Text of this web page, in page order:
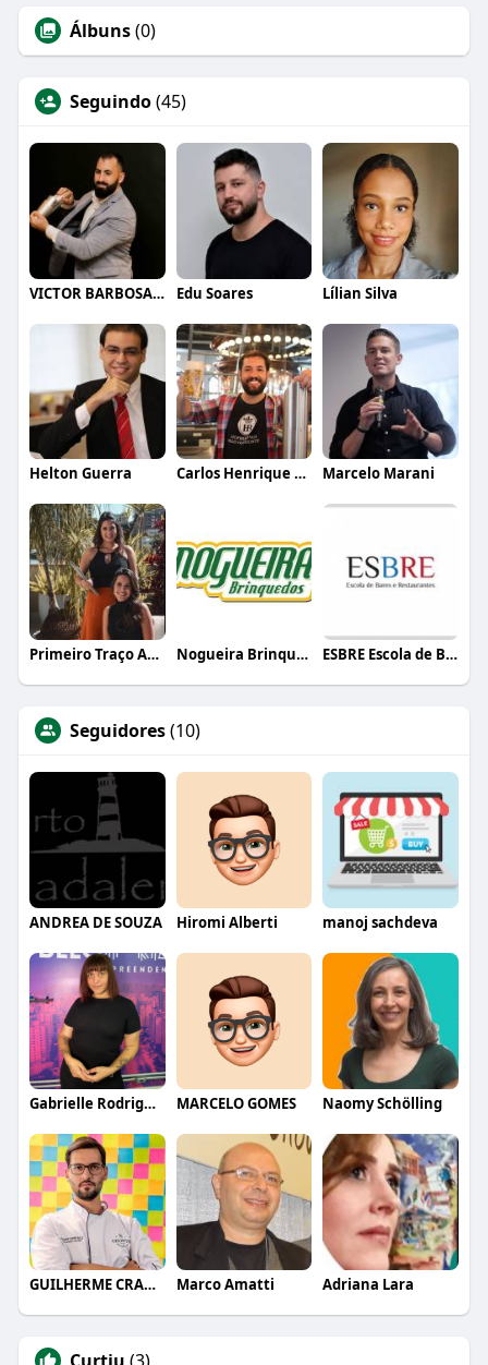
Álbuns(0)
Seguindo(45)
VICTOR BARBOSA QUARANTA Edu Soares Lílian Silva
Helton Guerra Carlos Henrique de Faria Vasconcelos Marcelo Marani
Primeiro Traço Arquitetura Nogueira Brinquedos ESBRE Escola de Bares e Restaurantes
Seguidores(10)
ANDREA DE SOUZA Hiromi Alberti manoj sachdeva
Gabrielle Rodrigues MARCELO GOMES Naomy Schölling
GUILHERME CRAMER BALLE Marco Amatti Adriana Lara